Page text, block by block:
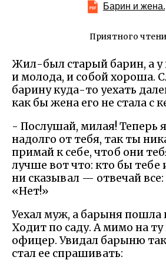
Барин и
Приятного
Жил-был старый барин, а у
и молода, и собой хороша.
барину куда-то уехать
как бы жена его не стала с
- Послушай, милая! Теперь
надолго от тебя, так ты
примай к себе, чтоб они
лучше вот что: кто бы тебе
ни сказывал — отвечай
«Нет!»
Уехал муж, а барыня пошла
Ходит по саду. А мимо на
офицер. Увидал барыню
стал ее спрашивать: